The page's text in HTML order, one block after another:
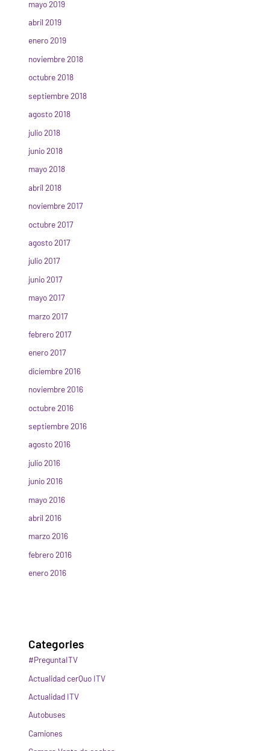
mayo 2019
abril 2019
enero 2019
noviembre 2018
octubre 2018
septiembre 2018
agosto 2018
julio 2018
junio 2018
mayo 2018
abril 2018
noviembre 2017
octubre 2017
agosto 2017
julio 2017
junio 2017
mayo 2017
marzo 2017
febrero 2017
enero 2017
diciembre 2016
noviembre 2016
octubre 2016
septiembre 2016
agosto 2016
julio 2016
junio 2016
mayo 2016
abril 2016
marzo 2016
febrero 2016
enero 2016
Categories
#PreguntaITV
Actualidad cerQuo ITV
Actualidad ITV
Autobuses
Camiones